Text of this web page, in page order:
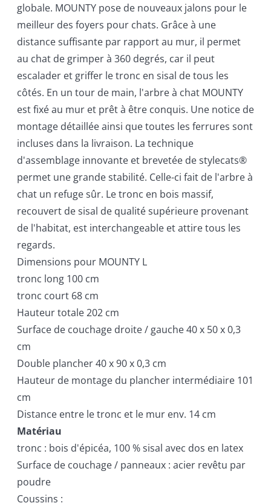
globale. MOUNTY pose de nouveaux jalons pour le
meilleur des foyers pour chats. Grâce à une
distance suffisante par rapport au mur, il permet
au chat de grimper à 360 degrés, car il peut
escalader et griffer le tronc en sisal de tous les
côtés. En un tour de main, l'arbre à chat MOUNTY
est fixé au mur et prêt à être conquis. Une notice de
montage détaillée ainsi que toutes les ferrures sont
incluses dans la livraison. La technique
d'assemblage innovante et brevetée de stylecats®
permet une grande stabilité. Celle-ci fait de l'arbre à
chat un refuge sûr. Le tronc en bois massif,
recouvert de sisal de qualité supérieure provenant
de l'habitat, est interchangeable et attire tous les
regards.
Dimensions pour MOUNTY L
tronc long 100 cm
tronc court 68 cm
Hauteur totale 202 cm
Surface de couchage droite / gauche 40 x 50 x 0,3
cm
Double plancher 40 x 90 x 0,3 cm
Hauteur de montage du plancher intermédiaire 101
cm
Distance entre le tronc et le mur env. 14 cm
Matériau
tronc : bois d'épicéa, 100 % sisal avec dos en latex
Surface de couchage / panneaux : acier revêtu par
poudre
Coussins :